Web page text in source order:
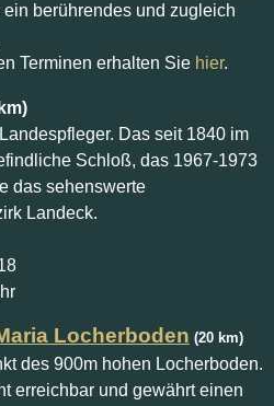
berührendes und zugleich
Terminen erhalten Sie hier.
Das seit 1840 im
Schloß, das 1967-1973
das sehenswerte
Landeck.
Locherboden (20 km)
des 900m hohen Locherboden.
erreichbar und gewährt einen